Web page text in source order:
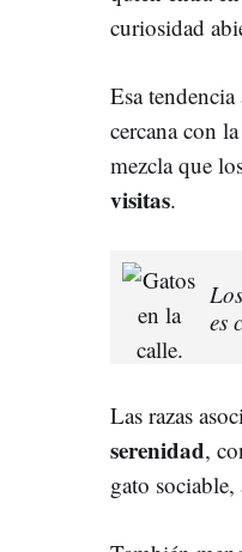
curiosidad
Esa
cercana con
mezcla que
visitas.
es
Las razas
serenidad,
gato